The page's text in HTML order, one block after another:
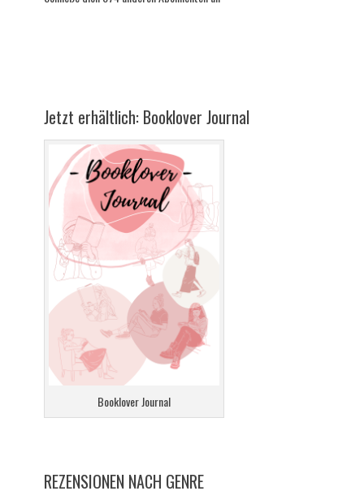
Jetzt erhältlich: Booklover Journal
Booklover Journal
REZENSIONEN NACH GENRE